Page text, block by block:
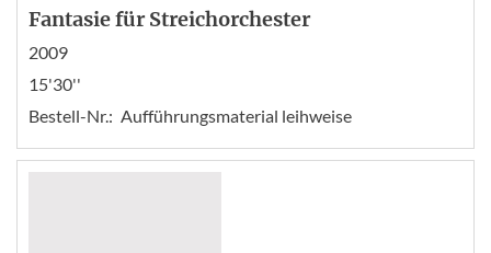
Fantasie für Streichorchester
2009
15'30''
Bestell-Nr.: Aufführungsmaterial leihweise